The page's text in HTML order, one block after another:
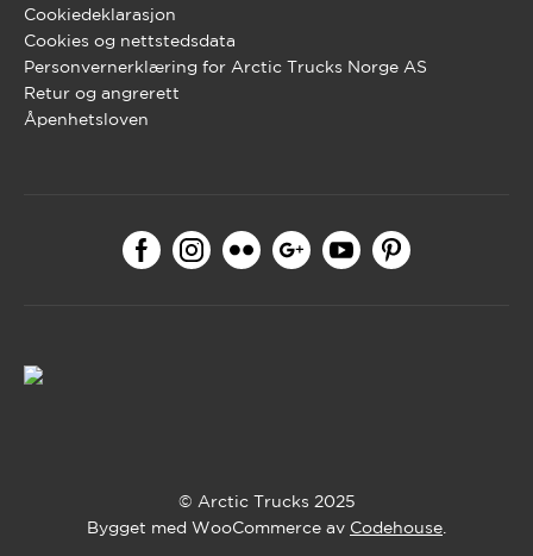
Cookiedeklarasjon
Cookies og nettstedsdata
Personvernerklæring for Arctic Trucks Norge AS
Retur og angrerett
Åpenhetsloven
© Arctic Trucks 2025
Bygget med WooCommerce av Codehouse